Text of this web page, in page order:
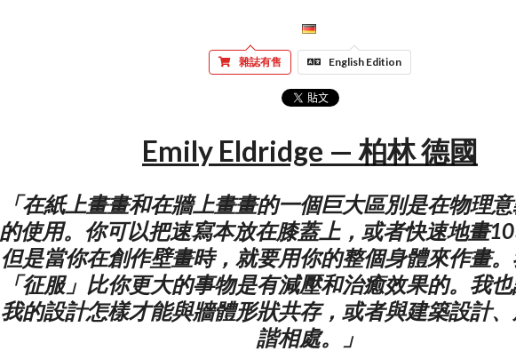
雜誌有售 English Edition
Emily Eldridge — 柏林 德國
「在紙上畫畫和在牆上畫畫的一個巨大區別是在物理
的使用。你可以把速寫本放在膝蓋上，或者快速地畫
但是當你在創作壁畫時，就要用你的整個身體來作畫。
「征服」比你更大的事物是有減壓和治癒效果的。我
我的設計怎樣才能與牆體形狀共存，或者與建築設計
諧相處。」